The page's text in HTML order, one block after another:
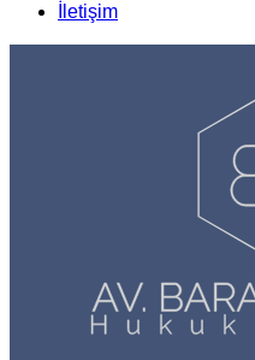
İletişim